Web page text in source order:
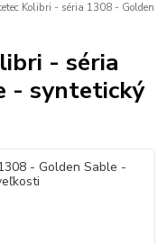
Kolibri - séria 1308 - Golden
- séria
- syntetický